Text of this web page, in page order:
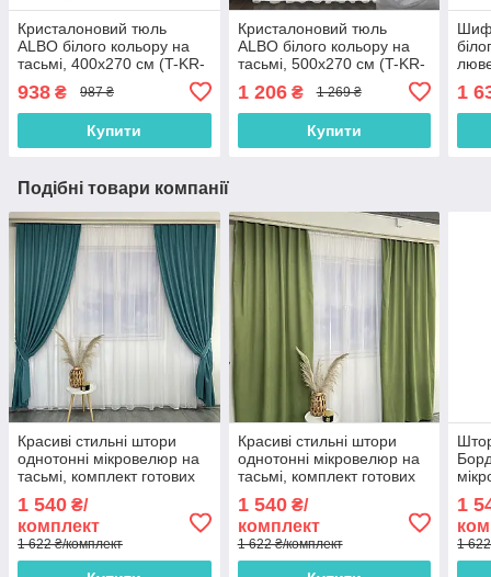
Кристалоновий тюль
ALBO білого кольору на
тасьмі, 400х270 см (T-KR-
938 ₴ 987 ₴
Купити
Кристалоновий тюль
ALBO білого кольору на
тасьмі, 500х270 см (T-KR-
1 206₴ 1 269 ₴
Купити
1
Подібні товари компанії
Красиві стильні штори
однотонні мікровелюр на
тасьмі, комплект готових
штор для залу Бірюзові
1 540 ₴/
комплект
1 622 ₴/комплект
Красиві стильні штори
однотонні мікровелюр на
тасьмі, комплект готових
штор для залу Зелені
1 540₴/
комплект
1 622 ₴/комплект
1
1